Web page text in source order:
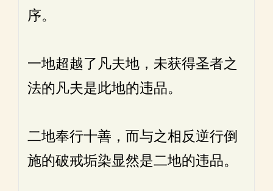
序。
一地超越了凡夫地，未获得圣者之
法的凡夫是此地的违品。
二地奉行十善，而与之相反逆行倒
施的破戒垢染显然是二地的违品。